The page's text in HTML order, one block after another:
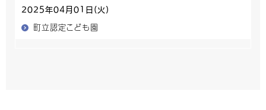
2025年04月01日(火)
町立認定こども園